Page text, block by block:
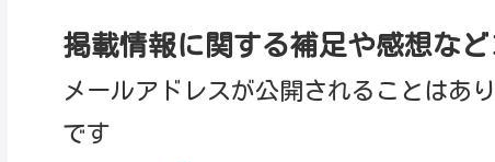
掲載情報に関する補足や感想な
メールアドレスが公開されることはあり
です